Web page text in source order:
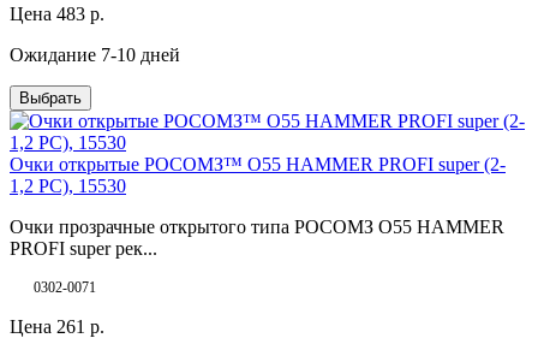
Цена 483 р.
Ожидание 7-10 дней
Выбрать
Очки открытые РОСОМЗ™ О55 HAMMER PROFI super (2-
1,2 PC), 15530
Очки прозрачные открытого типа РОСОМЗ О55 HAMMER
PROFI super рек...
0302-0071
Цена 261 р.